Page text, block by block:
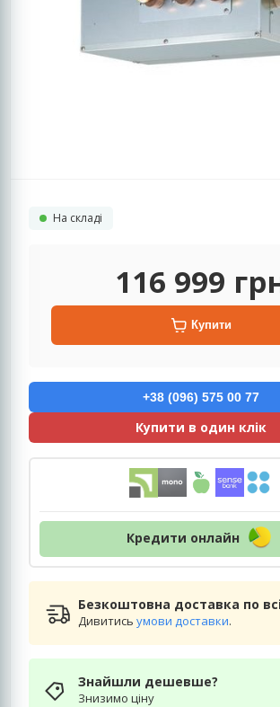
На складі
116 999
Купити
+38 (096) 575 00 77
Купити в один клік
Кредити онлайн
Безкоштовна доставка по
Дивитисьумови доставки.
Знайшли дешевше?
Знизимо ціну